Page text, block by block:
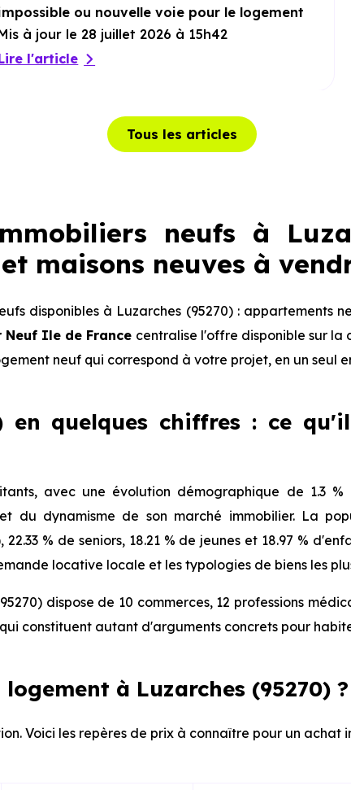
ou nouvelle voie pour le logement
à jour le 28 juillet 2026 à 15h42
l'article
Tous les articles
neufs à
maisons neuves à
disponibles à Luzarches (95270) : appartements
Ile de France centralise l'offre disponible sur la
neuf qui correspond à votre projet, en un seul
en quelques chiffres : ce
avec une évolution démographique de 1.3
du dynamisme de son marché immobilier. La
% de seniors, 18.21 % de jeunes et 18.97 %
locative locale et les typologies de biens les
dispose de 10 commerces, 12 professions
constituent autant d'arguments concrets pour
à Luzarches (95270) ?
Voici les repères de prix à connaître pour un achat